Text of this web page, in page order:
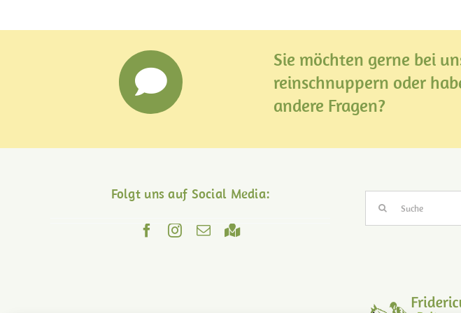
Sie möchten gerne bei
reinschnuppern oder
andere Fragen?
Folgt uns auf Social Media:
Suche
nach: